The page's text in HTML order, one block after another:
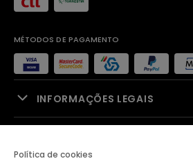
MÉTODOS DE PAGAMENTO
INFORMAÇÕES LEGAIS
Política de cookies